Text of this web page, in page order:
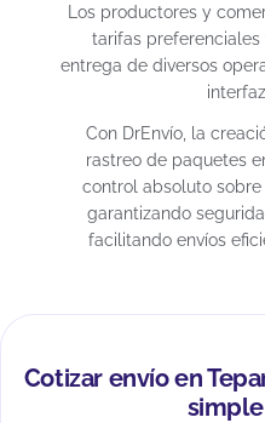
Los productores y
tarifas
entrega de diversos
Con DrEnvío, la
rastreo de paquetes
control absoluto sobre
garantizando
facilitando envíos
Cotizar envío en